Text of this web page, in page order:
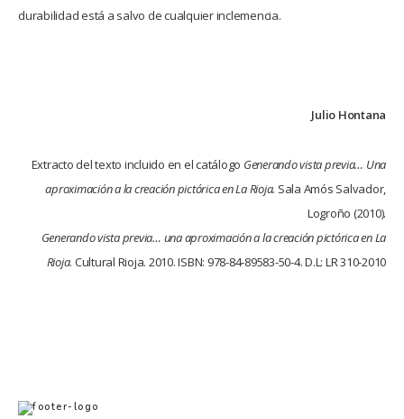
durabilidad está a salvo de cualquier inclemencia.
Julio Hontana
Extracto del texto incluido en el catálogo Generando vista previa… Una
aproximación a la creación pictórica en La Rioja. Sala Amós Salvador,
Logroño (2010).
Generando vista previa… una aproximación a la creación pictórica en La
Rioja. Cultural Rioja. 2010. ISBN: 978-84-89583-50-4. D.L: LR 310-2010